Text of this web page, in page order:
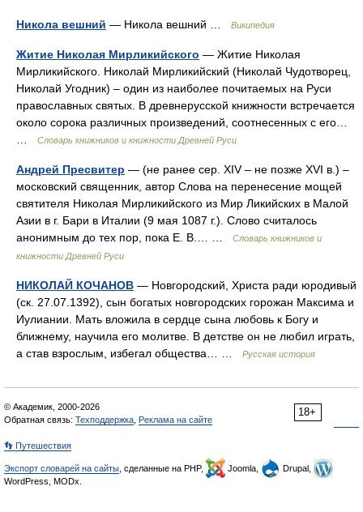
Никола вешний — Никола вешний … Википедия
Житие Николая Мирликийского — Житие Николая
Мирликийского. Николай Мирликийский (Николай Чудотворец,
Николай Угодник) – один из наиболее почитаемых на Руси
православных святых. В древнерусской книжности встречается
около сорока различных произведений, соотнесенных с его…
Словарь книжников и книжности Древней Руси
Андрей Пресвитер — (не ранее сер. XIV – не позже XVI в.) –
московский священник, автор Слова на перенесение мощей
святителя Николая Мирликийского из Мир Ликийских в Малой
Азии в г. Бари в Италии (9 мая 1087 г.). Слово считалось
анонимным до тех пор, пока Е. В.… …
Словарь книжников и
книжности Древней Руси
НИКОЛАЙ КОЧАНОВ — Новгородский, Христа ради юродивый
(ск. 27.07.1392), сын богатых новгородских горожан Максима и
Иулиании. Мать вложила в сердце сына любовь к Богу и
ближнему, научила его молитве. В детстве он не любил играть,
а став взрослым, избегал общества… …
Русская история
18+
© Академик, 2000-2026
Обратная связь: Техподдержка Реклама на сайте
👣 Путешествия
Экспорт словарей на сайты , сделанные на PHP, Joomla,
Drupal,
WordPress, MODx.